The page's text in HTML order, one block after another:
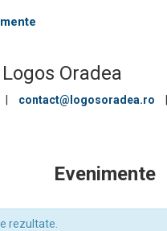
Oradea
contact@logosoradea.ro
Evenimente
rezultate.